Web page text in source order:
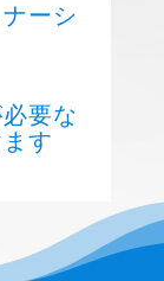
ーシ
要な
す